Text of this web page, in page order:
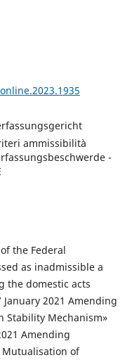
ammissibilità
-
the Federal
as inadmissible a
the domestic acts
2021 Amending
Stability Mechanism»
Amending
of